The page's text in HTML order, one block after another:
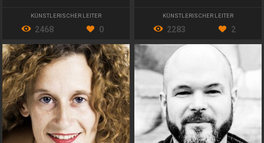
KÜNSTLERISCHER LEITER
2468 0
KÜNSTLERISCHER LEITER
2283 2